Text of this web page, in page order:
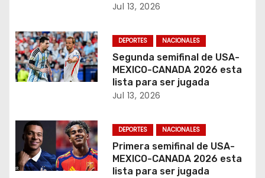
r
a
d
s
Jul 13, 2026
DEPORTES NACIONALES
Segunda semifinal de USA-
MEXICO-CANADA 2026 esta
lista para ser jugada
Jul 13, 2026
DEPORTES NACIONALES
Primera semifinal de USA-
MEXICO-CANADA 2026 esta
lista para ser jugada